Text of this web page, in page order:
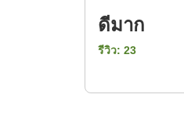
ดีมาก
รีวิว: 23